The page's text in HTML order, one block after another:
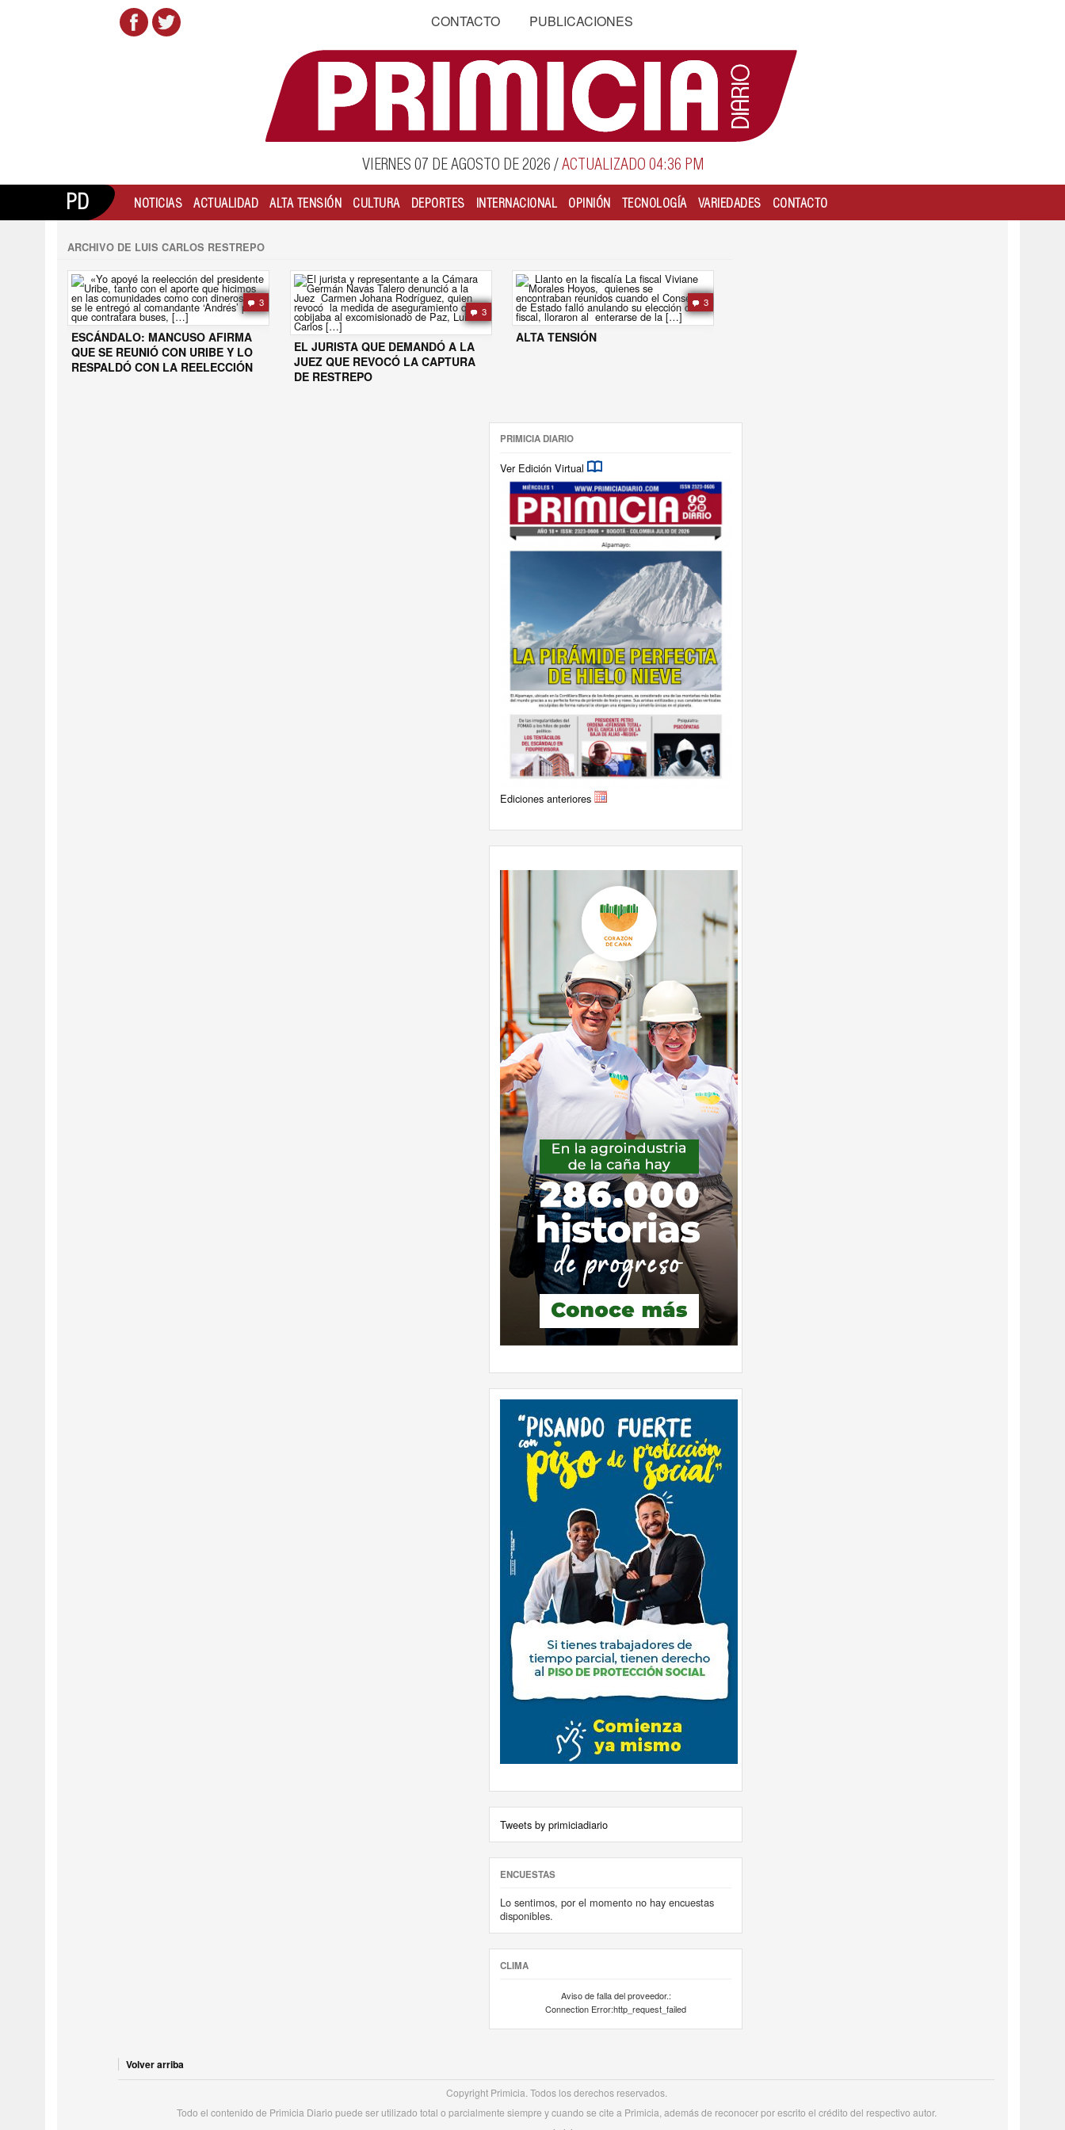
CONTACTO PUBLICACIONES
VIERNES 07 DE AGOSTO DE 2026 /ACTUALIZADO 04:36 PM
PD NOTICIAS ACTUALIDAD ALTA TENSIÓN CULTURA DEPORTES INTERNACIONAL OPINIÓN TECNOLOGÍA VARIEDADES CONTACTO
ARCHIVO DE LUIS CARLOS RESTREPO
3
ESCÁNDALO: MANCUSO AFIRMA
QUE SE REUNIÓ CON URIBE Y LO
RESPALDÓ CON LA REELECCIÓN
3
EL JURISTA QUE DEMANDÓ A LA
JUEZ QUE REVOCÓ LA CAPTURA
DE RESTREPO
3
ALTA TENSIÓN
PRIMICIA DIARIO
Ver Edición Virtual
Ediciones anteriores
Tweets by primiciadiario
ENCUESTAS
Lo sentimos, por el momento no hay encuestas
disponibles.
CLIMA
Aviso de falla del proveedor.:
Connection Error:http_request_failed
Volver arriba
Copyright Primicia. Todos los derechos reservados.
Todo el contenido de Primicia Diario puede ser utilizado total o parcialmente siempre y cuando se cite a Primicia, además de reconocer por escrito el crédito del respectivo autor.